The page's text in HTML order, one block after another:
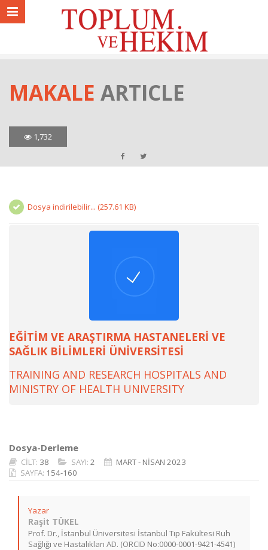
MAKALE ARTICLE
1,732
Dosya indirilebilir... (257.61 KB)
EĞİTİM VE ARAŞTIRMA HASTANELERİ VE
SAĞLIK BİLİMLERİ ÜNİVERSİTESİ
TRAINING AND RESEARCH HOSPITALS AND
MINISTRY OF HEALTH UNIVERSITY
Dosya-Derleme
CİLT: 38 SAYI: 2
MART - NİSAN 2023
SAYFA: 154-160
Yazar
Raşit TÜKEL
Prof. Dr., İstanbul Üniversitesi İstanbul Tıp Fakültesi Ruh
Sağlığı ve Hastalıkları AD. (ORCID No:0000-0001-9421-4541)